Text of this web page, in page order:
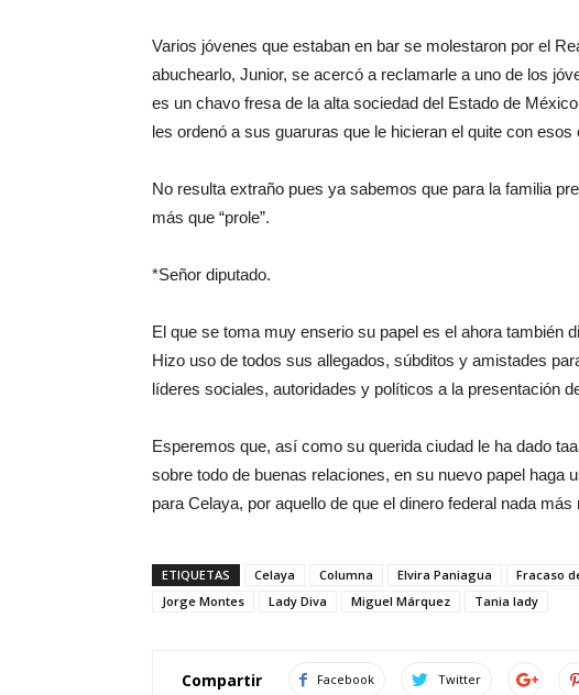
Varios jóvenes que estaban en bar se molestaron por el
abuchearlo, Junior, se acercó a reclamarle a uno de los
es un chavo fresa de la alta sociedad del Estado de
les ordenó a sus guaruras que le hicieran el quite con
No resulta extraño pues ya sabemos que para la familia
más que “prole”.
*Señor diputado.
El que se toma muy enserio su papel es el ahora también
Hizo uso de todos sus allegados, súbditos y amistades
líderes sociales, autoridades y políticos a la presentación
Esperemos que, así como su querida ciudad le ha dado
sobre todo de buenas relaciones, en su nuevo papel haga
para Celaya, por aquello de que el dinero federal nada más
ETIQUETAS Celaya Columna Elvira Paniagua Fracaso
Jorge Montes
Lady Diva Miguel Márquez Tania lady
Compartir Facebook Twitter